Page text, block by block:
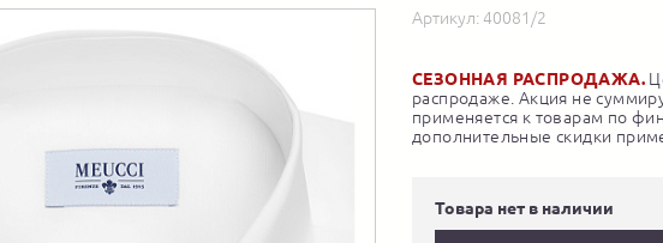
Артикул: 40081/2
СЕЗОННАЯ РАСПРОДАЖА.
распродаже. Акция не
применяется к товарам по
дополнительные скидки
Товара нет в наличии